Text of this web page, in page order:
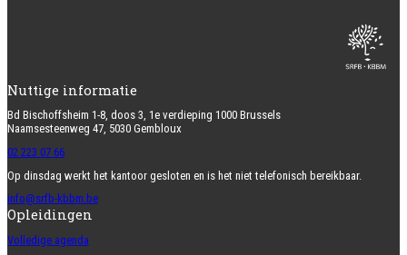
Nuttige informatie
Bd Bischoffsheim 1-8, doos 3, 1e verdieping 1000 Brussels
Naamsesteenweg 47, 5030 Gembloux
02 223 07 66
Op dinsdag werkt het kantoor gesloten en is het niet telefonisch bereikbaar.
info@srfb-kbbm.be
Opleidingen
Volledige agenda